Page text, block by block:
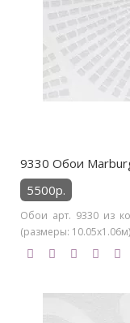
9330 Обои
5500р.
Обои арт. 9330 из
(размеры: